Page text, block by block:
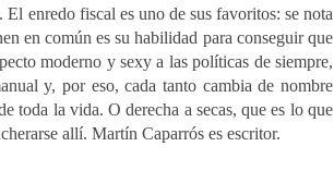
enredo fiscal es uno de sus favoritos: se nota
en común es su habilidad para conseguir que
moderno y sexy a las políticas de siempre,
y, por eso, cada tanto cambia de nombre
toda la vida. O derecha a secas, que es lo que
allí. Martín Caparrós es escritor.